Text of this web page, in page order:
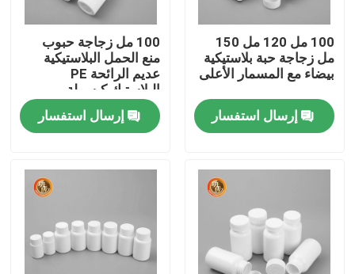
المنتجات
أشرطة فيديو
عرض الواقع الافتراضي
حول بنا
100 مل 120 مل 150
مل زجاجة حبة بلاستيكية
بيضاء مع المسمار الأعلى
إرسال استفسار
100 مل زجاجة حبوب
منع الحمل البلاستيكية
عديم الرائحة PE
البلاستيك كبسولة
الحاويات
إرسال استفسار